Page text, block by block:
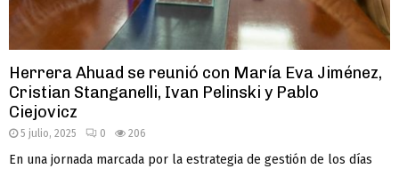
Herrera Ahuad se reunió con María Eva Jiménez,
Cristian Stanganelli, Ivan Pelinski y Pablo
Ciejovicz
5 julio, 2025 0 206
En una jornada marcada por la estrategia de gestión de los días